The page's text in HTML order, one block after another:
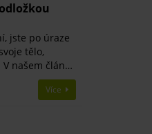
jste po úraze
tělo,
našem člán…
Více